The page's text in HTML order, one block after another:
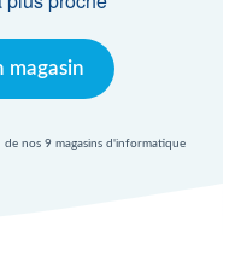
magasin
nos 9 magasins d'informatique